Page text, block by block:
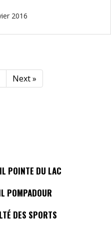
2016
Next »
POINTE DU LAC
POMPADOUR
DES SPORTS